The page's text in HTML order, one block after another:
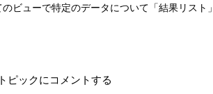
のビューで特定のデータについて「結果リス
ピックにコメントする